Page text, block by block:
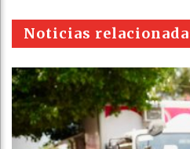
pt
Noticias